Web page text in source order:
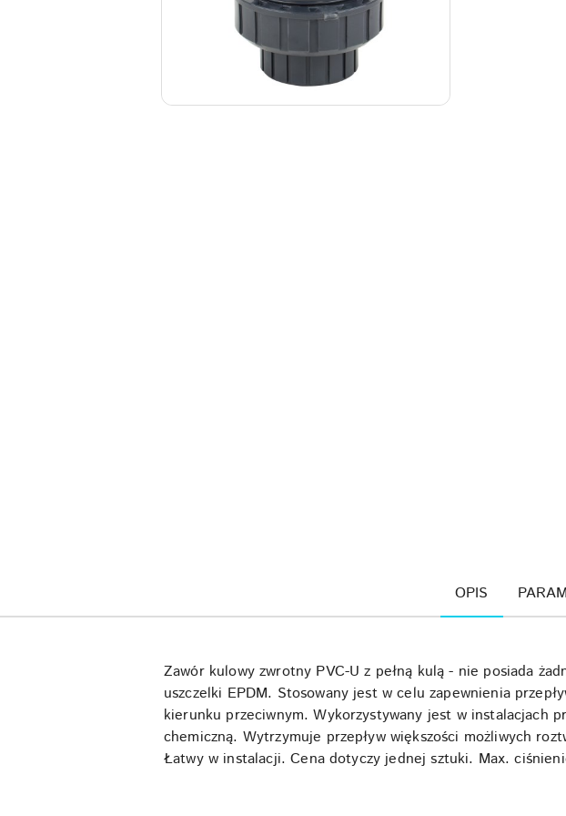
OPIS
Zawór kulowy zwrotny PVC-U z pełną kulą - nie posiada
uszczelki EPDM. Stosowany jest w celu zapewnienia
kierunku przeciwnym. Wykorzystywany jest w instalacjach
chemiczną. Wytrzymuje przepływ większości możliwych
Łatwy w instalacji. Cena dotyczy jednej sztuki. Max.